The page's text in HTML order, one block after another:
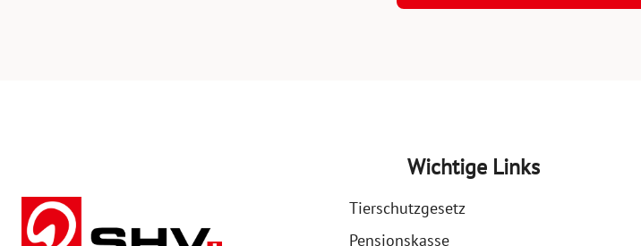
Wichtige Links
Tierschutzgesetz
Pensionskasse